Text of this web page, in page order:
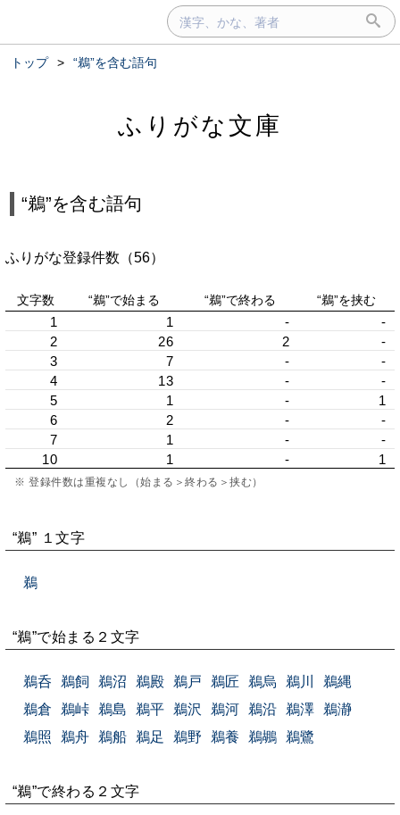
トップ > “鵜”を含む語句
ふりがな文庫
“鵜”を含む語句
ふりがな登録件数（56）
文字数 “鵜”で始まる “鵜”で終わる “鵜”を挟む
1 1 -
-
2
26 2
-
3
7 -
-
4
13 -
-
5
1 -
1
6
2 -
-
7
1 -
-
10
1 - 1
※ 登録件数は重複なし（始まる＞終わる＞挟む）
“鵜” １文字
鵜
“鵜”で始まる２文字
鵜呑 鵜飼 鵜沼 鵜殿 鵜戸 鵜匠 鵜烏 鵜川
鵜縄
鵜倉
鵜峠 鵜島 鵜平 鵜沢 鵜河 鵜沿 鵜澤
鵜瀞
鵜照
鵜舟 鵜船 鵜足 鵜野 鵜養 鵜鶘 鵜鷺
“鵜”で終わる２文字